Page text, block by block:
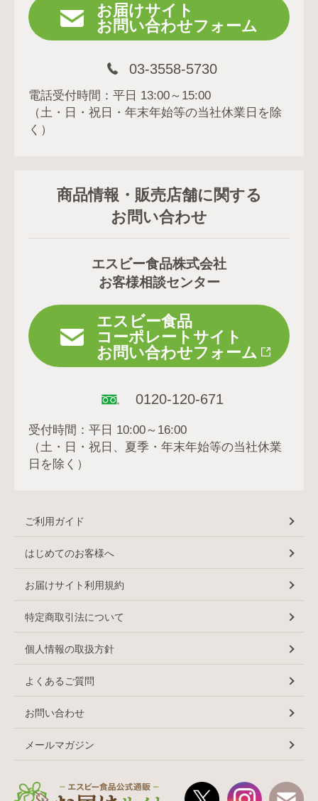
お届けサイト
お問い合わせフォーム
03-3558-5730
電話受付時間：平日 13:00～15:00
（土・日・祝日・年末年始等の当社休業日を除
く）
商品情報・販売店舗に関する
お問い合わせ
エスビー食品株式会社
お客様相談センター
エスビー食品
コーポレートサイト
お問い合わせフォーム
0120-120-671
受付時間：平日 10:00～16:00
（土・日・祝日、夏季・年末年始等の当社休業
日を除く）
ご利用ガイド
はじめてのお客様へ
お届けサイト利用規約
特定商取引法について
個人情報の取扱方針
よくあるご質問
お問い合わせ
メールマガジン